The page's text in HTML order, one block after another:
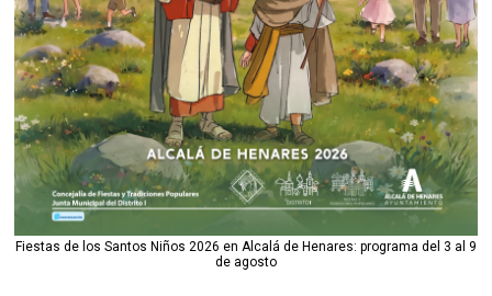
Fiestas de los Santos Niños 2026 en Alcalá de Henares: programa del 3 al 9
de agosto